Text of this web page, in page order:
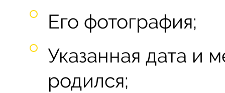
Его фотография;
Указанная дата и
родился;